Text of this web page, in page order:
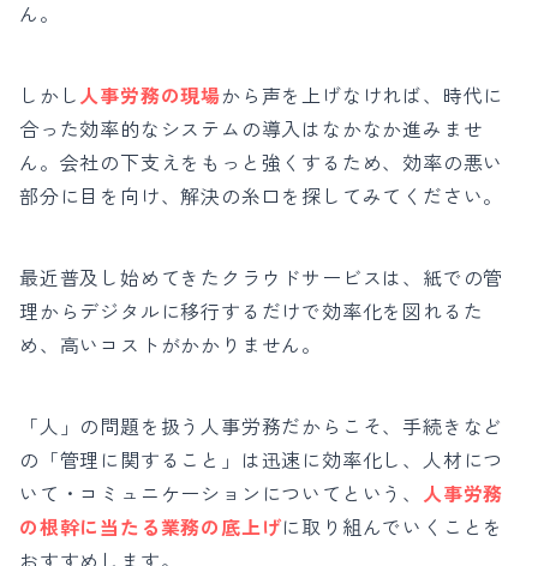
ん。
しかし人事労務の現場から声を上げなければ、時代に
合った効率的なシステムの導入はなかなか進みませ
ん。会社の下支えをもっと強くするため、効率の悪い
部分に目を向け、解決の糸口を探してみてください。
最近普及し始めてきたクラウドサービスは、紙での管
理からデジタルに移行するだけで効率化を図れるた
め、高いコストがかかりません。
「人」の問題を扱う人事労務だからこそ、手続きなど
の「管理に関すること」は迅速に効率化し、人材につ
いて・コミュニケーションについてという、 人事労務
の根幹に当たる業務の底上げに取り組んでいくことを
おすすめします。